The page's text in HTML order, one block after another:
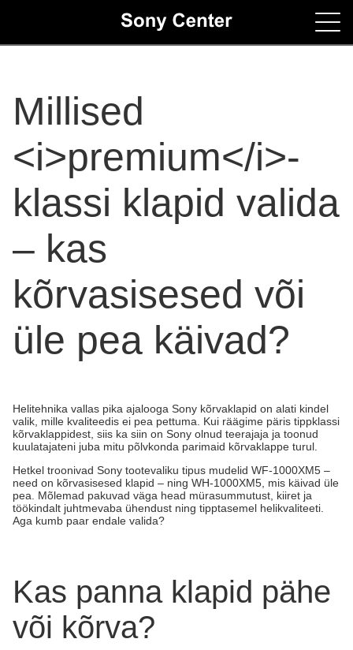
Contacts
Millised
<i>premium</i>-
klassi klapid valida
– kas
kõrvasisesed või
üle pea käivad?
Helitehnika vallas pika ajalooga Sony kõrvaklapid on alati kindel
valik, mille kvaliteedis ei pea pettuma. Kui räägime päris tippklassi
kõrvaklappidest, siis ka siin on Sony olnud teerajaja ja toonud
kuulatajateni juba mitu põlvkonda parimaid kõrvaklappe turul.
Hetkel troonivad Sony tootevaliku tipus mudelid WF-1000XM5 –
need on kõrvasisesed klapid – ning WH-1000XM5, mis käivad üle
pea. Mõlemad pakuvad väga head mürasummutust, kiiret ja
töökindalt juhtmevaba ühendust ning tipptasemel helikvaliteeti.
Aga kumb paar endale valida?
Kas panna klapid pähe
või kõrva?